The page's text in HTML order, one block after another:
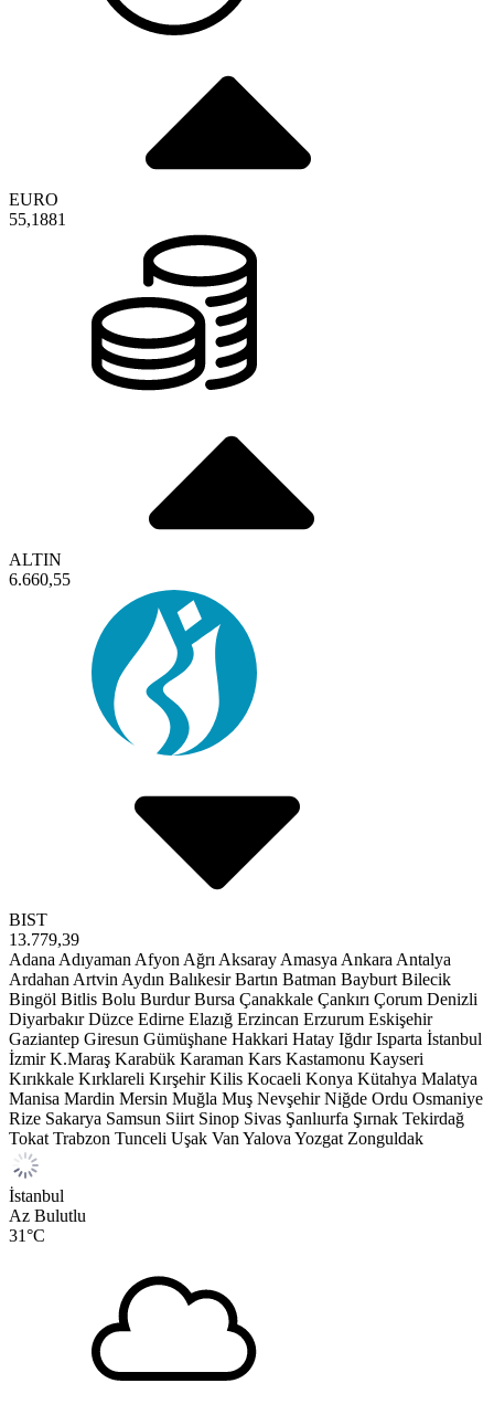
EURO
55,1881
ALTIN
6.660,55
BIST
13.779,39
Adana Adıyaman Afyon Ağrı Aksaray Amasya Ankara Antalya
Ardahan Artvin Aydın Balıkesir Bartın Batman Bayburt Bilecik
Bingöl Bitlis Bolu Burdur Bursa Çanakkale Çankırı Çorum Denizli
Diyarbakır Düzce Edirne Elazığ Erzincan Erzurum Eskişehir
Gaziantep Giresun Gümüşhane Hakkari Hatay Iğdır Isparta İstanbul
İzmir K.Maraş Karabük Karaman Kars Kastamonu Kayseri
Kırıkkale Kırklareli Kırşehir Kilis Kocaeli Konya Kütahya Malatya
Manisa Mardin Mersin Muğla Muş Nevşehir Niğde Ordu Osmaniye
Rize Sakarya Samsun Siirt Sinop Sivas Şanlıurfa Şırnak Tekirdağ
Tokat Trabzon Tunceli Uşak Van Yalova Yozgat Zonguldak
İstanbul
Az Bulutlu
31°C